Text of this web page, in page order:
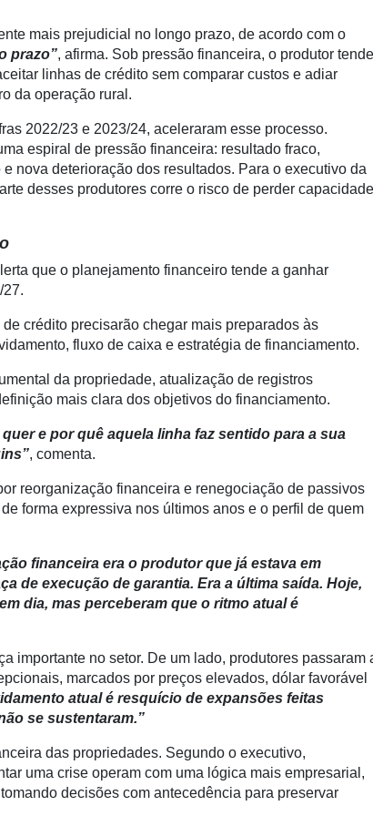
mais prejudicial no longo prazo, de acordo com o
prazo”, afirma. Sob pressão financeira, o produtor tende
linhas de crédito sem comparar custos e adiar
da operação rural.
2022/23 e 2023/24, aceleraram esse processo.
espiral de pressão financeira: resultado fraco,
nova deterioração dos resultados. Para o executivo da
desses produtores corre o risco de perder capacidade
que o planejamento financeiro tende a ganhar
crédito precisarão chegar mais preparados às
fluxo de caixa e estratégia de financiamento.
da propriedade, atualização de registros
mais clara dos objetivos do financiamento.
e por quê aquela linha faz sentido para a sua
, comenta.
reorganização financeira e renegociação de passivos
forma expressiva nos últimos anos e o perfil de quem
financeira era o produtor que já estava em
de execução de garantia. Era a última saída. Hoje,
dia, mas perceberam que o ritmo atual é
importante no setor. De um lado, produtores passaram
marcados por preços elevados, dólar favorável
atual é resquício de expansões feitas
se sustentaram.”
das propriedades. Segundo o executivo,
uma crise operam com uma lógica mais empresarial,
decisões com antecedência para preservar